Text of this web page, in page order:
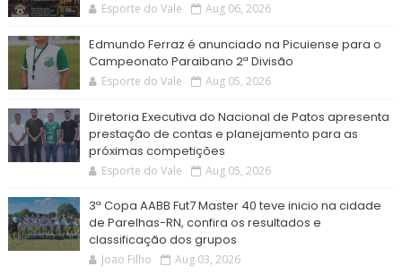
Esporte do Vale Aug 06, 2026
Edmundo Ferraz é anunciado na Picuiense para o
Campeonato Paraibano 2ª Divisão
Esporte do Vale Aug 05, 2026
Diretoria Executiva do Nacional de Patos apresenta
prestação de contas e planejamento para as
próximas competições
Esporte do Vale Aug 05, 2026
3ª Copa AABB Fut7 Master 40 teve inicio na cidade
de Parelhas-RN, confira os resultados e
classificação dos grupos
Joao Filho Aug 03, 2026